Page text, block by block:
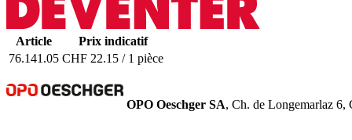
Article
Prix indicatif
76.141.05 CHF 22.15 / 1 pièce
OPO Oeschger SA, Ch. de Longemarlaz 6,